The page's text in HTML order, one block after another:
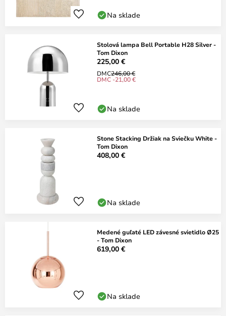
Na sklade
Stolová lampa Bell Portable H28 Silver -
Tom Dixon
225,00 €
DMC246,00 €
DMC -21,00 €
Na sklade
Stone Stacking Držiak na Sviečku White -
Tom Dixon
408,00 €
Na sklade
Medené guľaté LED závesné svietidlo Ø25
- Tom Dixon
619,00 €
Na sklade